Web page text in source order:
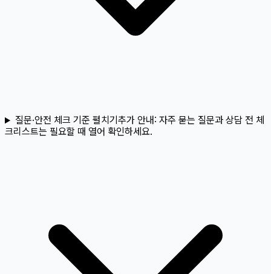
질문·안전 체크 기준 펼치기 추가 안내: 자주 묻는 질문과 상담 전 체
크리스트는 필요할 때 열어 확인하세요.